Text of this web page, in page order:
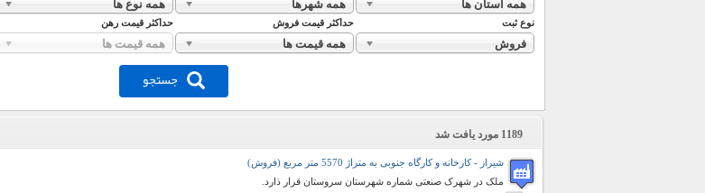
همه استان ها همه شهرها همه نوع ها
نوع ثبت حداکثر قیمت فروش حداکثر قیمت رهن
فروش همه قیمت ها همه قیمت ها
جستجو
1189 مورد یافت شد
شیراز - کارخانه و کارگاه جنوبی به متراژ 5570 متر مربع (فروش)
ملک در شهرک صنعتی شماره شهرستان سروستان قرار ذارد.